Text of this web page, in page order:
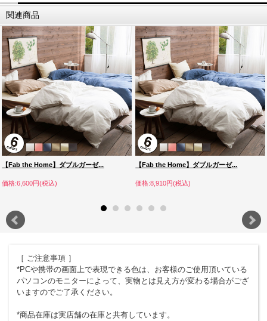
関連商品
【Fab the Home】ダブルガーゼ...
価格:6,600円(税込)
【Fab the Home】ダブルガーゼ...
価格:8,910円(税込)
［ ご注意事項 ］
*PCや携帯の画面上で表現できる色は、お客様のご使用頂いている
パソコンのモニターによって、実物とは見え方が変わる場合がござ
いますのでご了承ください。
*商品在庫は実店舗の在庫と共有しています。